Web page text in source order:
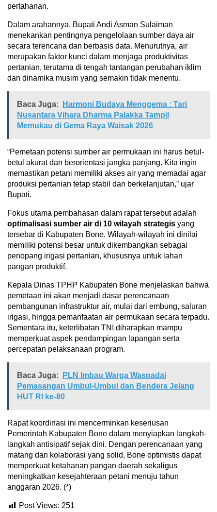
pertahanan.
Dalam arahannya, Bupati Andi Asman Sulaiman
menekankan pentingnya pengelolaan sumber daya air
secara terencana dan berbasis data. Menurutnya, air
merupakan faktor kunci dalam menjaga produktivitas
pertanian, terutama di tengah tantangan perubahan iklim
dan dinamika musim yang semakin tidak menentu.
Baca Juga:
Harmoni Budaya Menggema : Tari
Nusantara Vihara Dharma Palakka Tampil
Memukau di Gema Raya Waisak 2026
“Pemetaan potensi sumber air permukaan ini harus betul-
betul akurat dan berorientasi jangka panjang. Kita ingin
memastikan petani memiliki akses air yang memadai agar
produksi pertanian tetap stabil dan berkelanjutan,” ujar
Bupati.
Fokus utama pembahasan dalam rapat tersebut adalah
optimalisasi sumber air di 10 wilayah strategis yang
tersebar di Kabupaten Bone. Wilayah-wilayah ini dinilai
memiliki potensi besar untuk dikembangkan sebagai
penopang irigasi pertanian, khususnya untuk lahan
pangan produktif.
Kepala Dinas TPHP Kabupaten Bone menjelaskan bahwa
pemetaan ini akan menjadi dasar perencanaan
pembangunan infrastruktur air, mulai dari embung, saluran
irigasi, hingga pemanfaatan air permukaan secara terpadu.
Sementara itu, keterlibatan TNI diharapkan mampu
memperkuat aspek pendampingan lapangan serta
percepatan pelaksanaan program.
Baca Juga:
PLN Imbau Warga Waspadai
Pemasangan Umbul-Umbul dan Bendera Jelang
HUT RI ke-80
Rapat koordinasi ini mencerminkan keseriusan
Pemerintah Kabupaten Bone dalam menyiapkan langkah-
langkah antisipatif sejak dini. Dengan perencanaan yang
matang dan kolaborasi yang solid, Bone optimistis dapat
memperkuat ketahanan pangan daerah sekaligus
meningkatkan kesejahteraan petani menuju tahun
anggaran 2026. (*)
Post Views: 251